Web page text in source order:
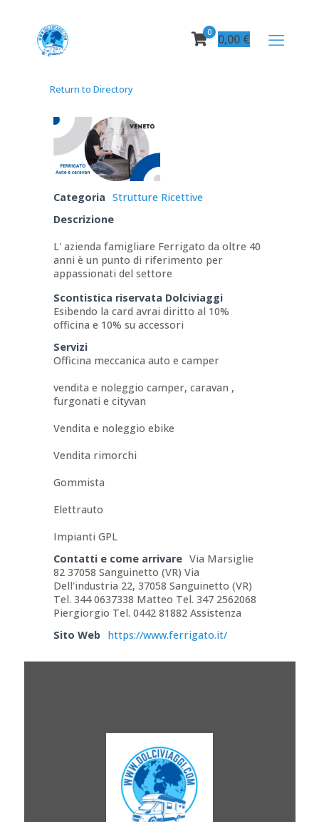
0 0,00 €
Return to Directory
Categoria Strutture Ricettive
Descrizione
L' azienda famigliare Ferrigato da oltre 40
anni è un punto di riferimento per
appassionati del settore
Scontistica riservata Dolciviaggi
Esibendo la card avrai diritto al 10%
officina e 10% su accessori
Servizi
Officina meccanica auto e camper
vendita e noleggio camper, caravan ,
furgonati e cityvan
Vendita e noleggio ebike
Vendita rimorchi
Gommista
Elettrauto
Impianti GPL
Contatti e come arrivare Via Marsiglie
82 37058 Sanguinetto (VR) Via
Dell'industria 22, 37058 Sanguinetto (VR)
Tel. 344 0637338 Matteo Tel. 347 2562068
Piergiorgio Tel. 0442 81882 Assistenza
Sito Web https://www.ferrigato.it/